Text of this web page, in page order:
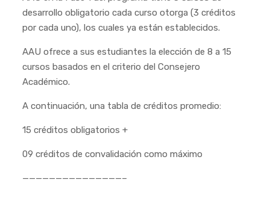
desarrollo obligatorio cada curso otorga (3 créditos
por cada uno), los cuales ya están establecidos.
AAU ofrece a sus estudiantes la elección de 8 a 15
cursos basados en el criterio del Consejero
Académico.
A continuación, una tabla de créditos promedio:
15 créditos obligatorios +
09 créditos de convalidación como máximo
———————————————–